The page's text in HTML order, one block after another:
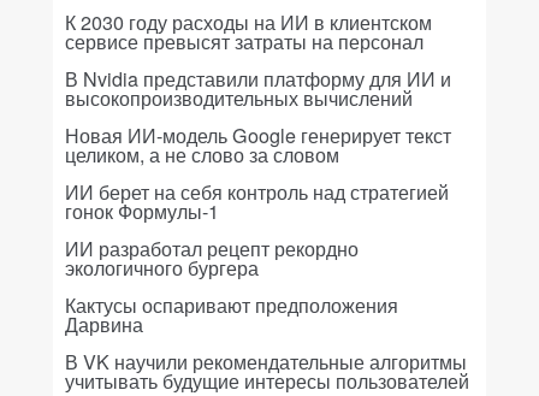
К 2030 году расходы на ИИ в клиентском
сервисе превысят затраты на персонал
В Nvidia представили платформу для ИИ и
высокопроизводительных вычислений
Новая ИИ-модель Google генерирует текст
целиком, а не слово за словом
ИИ берет на себя контроль над стратегией
гонок Формулы-1
ИИ разработал рецепт рекордно
экологичного бургера
Кактусы оспаривают предположения
Дарвина
В VK научили рекомендательные алгоритмы
учитывать будущие интересы пользователей